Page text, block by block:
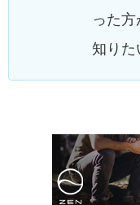
った
知りた